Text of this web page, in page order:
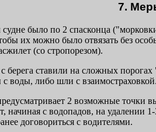
7.
было по 2 спасконца
их можно было отвязать без
(со стропорезом).
с берега ставили на сложных
с воды, либо шли с
2 возможные точки
начиная с водопадов, на удалении
договориться с водителями.